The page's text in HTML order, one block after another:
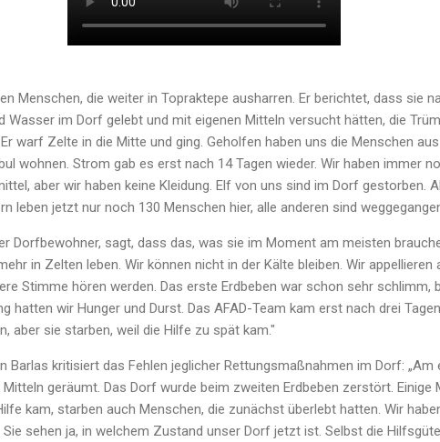
Menschen, die weiter in Topraktepe ausharren. Er berichtet, dass sie
Wasser im Dorf gelebt und mit eigenen Mitteln versucht hätten, die
warf Zelte in die Mitte und ging. Geholfen haben uns die Menschen
wohnen. Strom gab es erst nach 14 Tagen wieder. Wir haben immer
aber wir haben keine Kleidung. Elf von uns sind im Dorf gestorben.
leben jetzt nur noch 130 Menschen hier, alle anderen sind
Dorfbewohner, sagt, dass das, was sie im Moment am meisten
in Zelten leben. Wir können nicht in der Kälte bleiben. Wir appellieren
Stimme hören werden. Das erste Erdbeben war schon sehr schlimm,
hatten wir Hunger und Durst. Das AFAD-Team kam erst nach drei
aber sie starben, weil die Hilfe zu spät kam."
Barlas kritisiert das Fehlen jeglicher Rettungsmaßnahmen im Dorf: „Am
geräumt. Das Dorf wurde beim zweiten Erdbeben zerstört. Einige
kam, starben auch Menschen, die zunächst überlebt hatten. Wir
sehen ja, in welchem Zustand unser Dorf jetzt ist. Selbst die